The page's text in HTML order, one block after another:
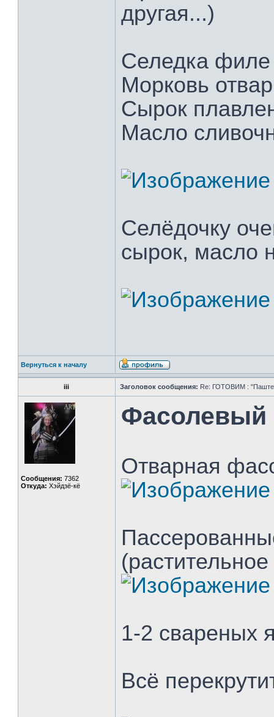
другая...)
Селедка
Морковь
Сырок
Масло
Селёдочку
сырок, масло
Вернуться к началу
iii Заголовок сообщения: Re: ГОТОВИМ :
Сообщения: 7362
Откуда: Хэйдзё-кё
Фасолевый
Отварная
1-2 свареных
Всё